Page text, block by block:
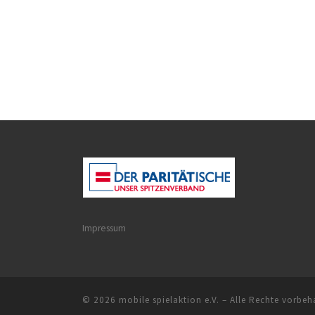
Impressum
© 2026 mobile spielaktion e.V. – Alle Rechte